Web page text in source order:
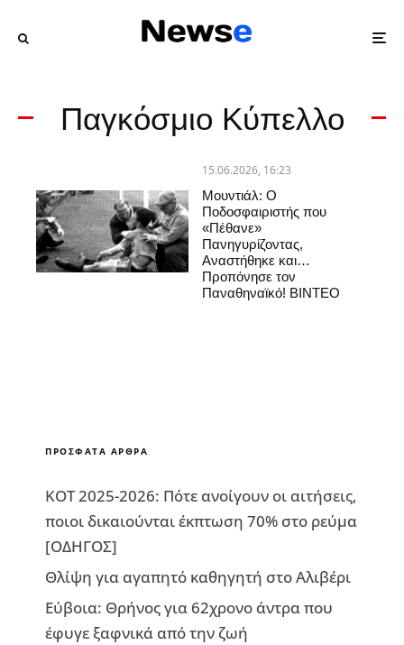
Παγκόσμιο Κύπελλο
15.06.2026, 16:23
Μουντιάλ: Ο
Ποδοσφαιριστής που
«Πέθανε»
Πανηγυρίζοντας,
Αναστήθηκε και…
Προπόνησε τον
Παναθηναϊκό! ΒΙΝΤΕΟ
ΠΡΌΣΦΑΤΑ ΆΡΘΡΑ
ΚΟΤ 2025-2026: Πότε ανοίγουν οι αιτήσεις,
ποιοι δικαιούνται έκπτωση 70% στο ρεύμα
[ΟΔΗΓΟΣ]
Θλίψη για αγαπητό καθηγητή στο Αλιβέρι
Εύβοια: Θρήνος για 62χρονο άντρα που
έφυγε ξαφνικά από την ζωή